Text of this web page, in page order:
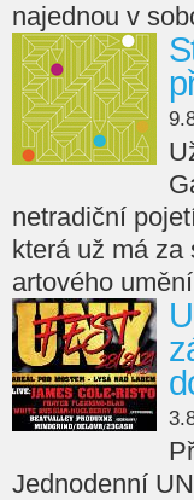
najednou v
netradiční
která už má
artového
Jednodenní